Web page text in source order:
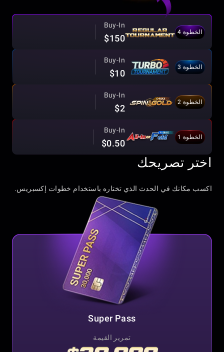
الخطوة 1
Buy-In
$0.50
الخطوة 2
Buy-In
$2
الخطوة 3
Buy-In
$10
الخطوة 4
Buy-In
$150
اختر تصريحك
اكسب مكانك في الحدث الذي تختاره باستخدام خطوات إكسبريس.
Super Pass
تمرير القيمة